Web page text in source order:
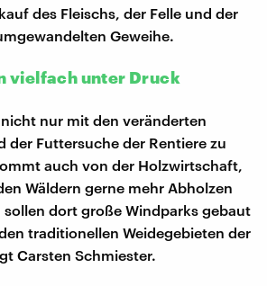
des Fleischs, der Felle und der
Geweihe.
vielfach unter Druck
nur mit den veränderten
der Futtersuche der Rentiere zu
auch von der Holzwirtschaft,
Wäldern gerne mehr Abholzen
dort große Windparks gebaut
traditionellen Weidegebieten der
Carsten Schmiester.